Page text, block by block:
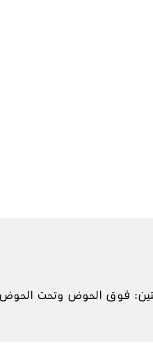
فوق الحوض وتحت الحوض.